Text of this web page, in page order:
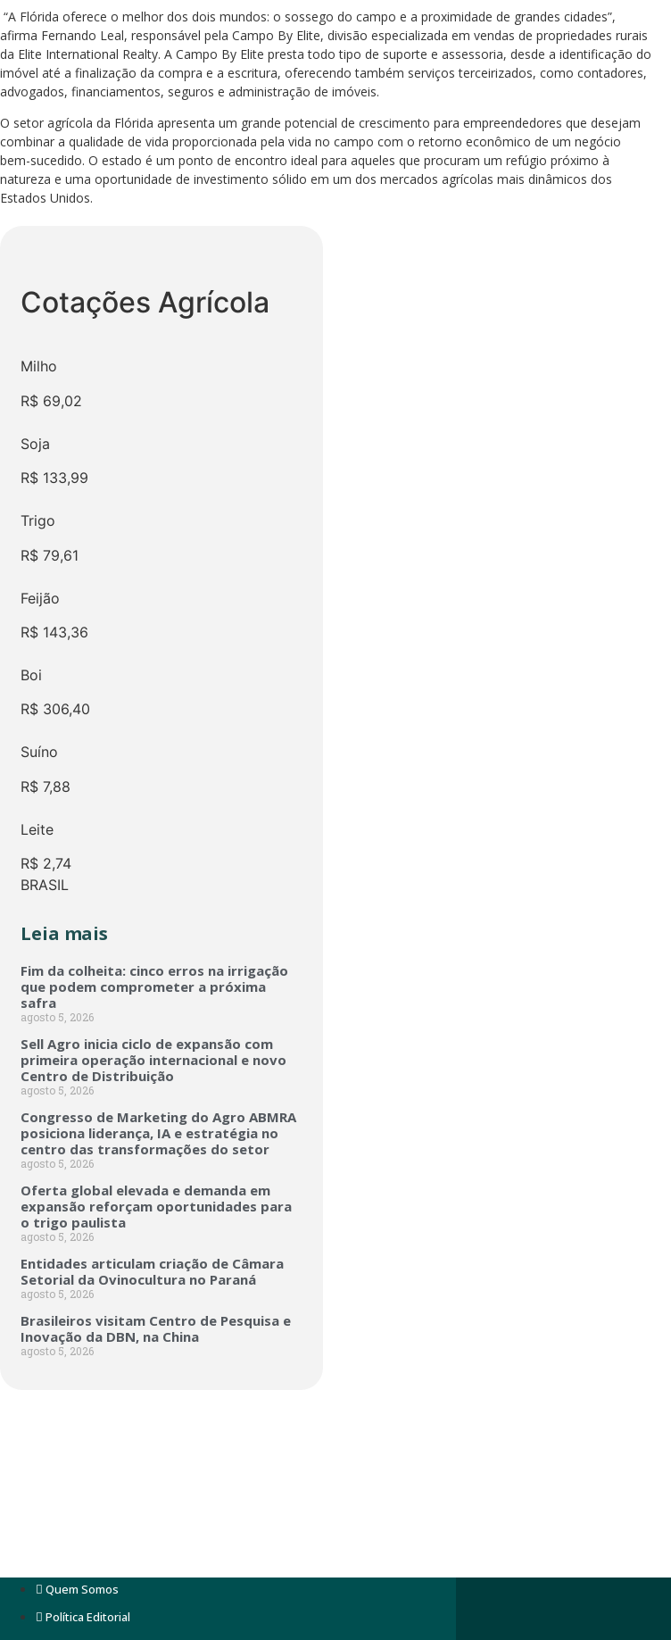
“A Flórida oferece o melhor dos dois mundos: o sossego do campo e a proximidade de grandes cidades”,
afirma Fernando Leal, responsável pela Campo By Elite, divisão especializada em vendas de propriedades rurais
da Elite International Realty. A Campo By Elite presta todo tipo de suporte e assessoria, desde a identificação do
imóvel até a finalização da compra e a escritura, oferecendo também serviços terceirizados, como contadores,
advogados, financiamentos, seguros e administração de imóveis.
O setor agrícola da Flórida apresenta um grande potencial de crescimento para empreendedores que desejam
combinar a qualidade de vida proporcionada pela vida no campo com o retorno econômico de um negócio
bem-sucedido. O estado é um ponto de encontro ideal para aqueles que procuram um refúgio próximo à
natureza e uma oportunidade de investimento sólido em um dos mercados agrícolas mais dinâmicos dos
Estados Unidos.
Cotações Agrícola
Milho
R$ 69,02
Soja
R$ 133,99
Trigo
R$ 79,61
Feijão
R$ 143,36
Boi
R$ 306,40
Suíno
R$ 7,88
Leite
R$ 2,74
BRASIL
Leia mais
Fim da colheita: cinco erros na irrigação
que podem comprometer a próxima
safra
agosto 5, 2026
Sell Agro inicia ciclo de expansão com
primeira operação internacional e novo
Centro de Distribuição
agosto 5, 2026
Congresso de Marketing do Agro ABMRA
posiciona liderança, IA e estratégia no
centro das transformações do setor
agosto 5, 2026
Oferta global elevada e demanda em
expansão reforçam oportunidades para
o trigo paulista
agosto 5, 2026
Entidades articulam criação de Câmara
Setorial da Ovinocultura no Paraná
agosto 5, 2026
Brasileiros visitam Centro de Pesquisa e
Inovação da DBN, na China
agosto 5, 2026
Quem Somos
Política Editorial